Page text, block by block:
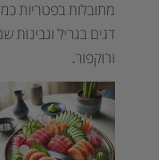
מתובלות בפטריות
דגים בגריל וגבינות
ורוקפור.